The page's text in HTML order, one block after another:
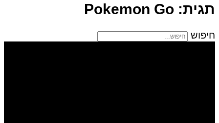
תגית: Pokemon Go
חיפוש